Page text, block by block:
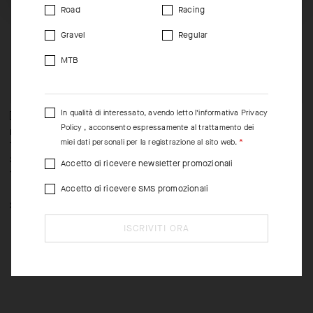
EQUIPE RS RAIN JACKET
TARGA
360,00 EUR -45%
198,00 EUR
XS
MILLE GTO FUCHSRÖHRE
SHELL C2
395,00 EUR -50%
Road
Gravel
MTB
Racing
Regular
In qualità di interessato, avendo letto l’informativa Privacy
Policy , acconsento espressamente al trattamento dei
miei dati personali per la registrazione al sito web.
Accetto di ricevere newsletter promozionali
Accetto di ricevere SMS promozionali
ISCRIVITI ORA